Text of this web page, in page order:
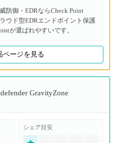
防御・EDRならCheck Point
ウド型EDRエンドポイント保護
が選ばれやすいです。
ページを見る
GravityZone
シェア目安